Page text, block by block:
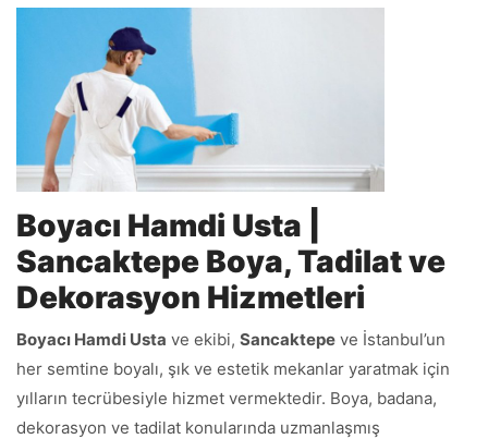
Boyacı Hamdi Usta |
Sancaktepe Boya, Tadilat ve
Dekorasyon Hizmetleri
Boyacı Hamdi Usta ve ekibi, Sancaktepe ve İstanbul’un
her semtine boyalı, şık ve estetik mekanlar yaratmak için
yılların tecrübesiyle hizmet vermektedir. Boya, badana,
dekorasyon ve tadilat konularında uzmanlaşmış